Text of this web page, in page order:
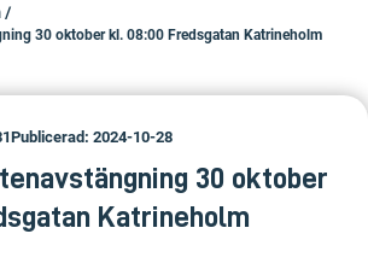
/
30 oktober kl. 08:00 Fredsgatan Katrineholm
Publicerad: 2024-10-28
30 oktober
Katrineholm